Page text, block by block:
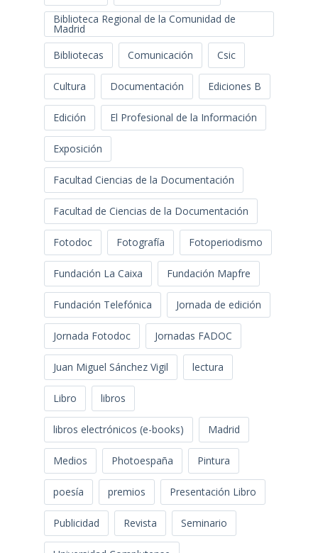
Biblioteca Regional de la Comunidad de
Madrid
Bibliotecas
Comunicación Csic
Cultura Documentación Ediciones B
Edición El Profesional de la Información
Exposición
Facultad Ciencias de la Documentación
Facultad de Ciencias de la Documentación
Fotodoc Fotografía Fotoperiodismo
Fundación La Caixa Fundación Mapfre
Fundación Telefónica Jornada de edición
Jornada Fotodoc Jornadas FADOC
Juan Miguel Sánchez Vigil lectura
Libro libros
libros electrónicos (e-books) Madrid
Medios Photoespaña Pintura
poesía premios Presentación Libro
Publicidad Revista Seminario